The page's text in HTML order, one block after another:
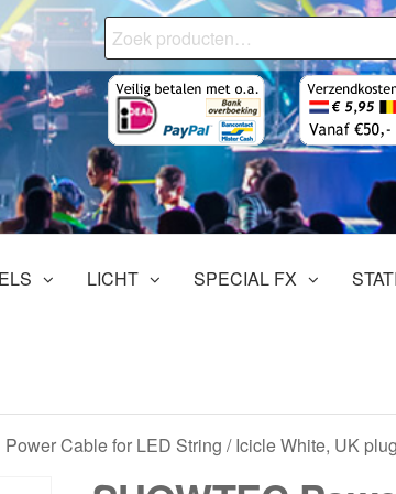
Zoeken
naar:
LICHT SPECIAL FX
Cable for LED String / Icicle White, UK plug